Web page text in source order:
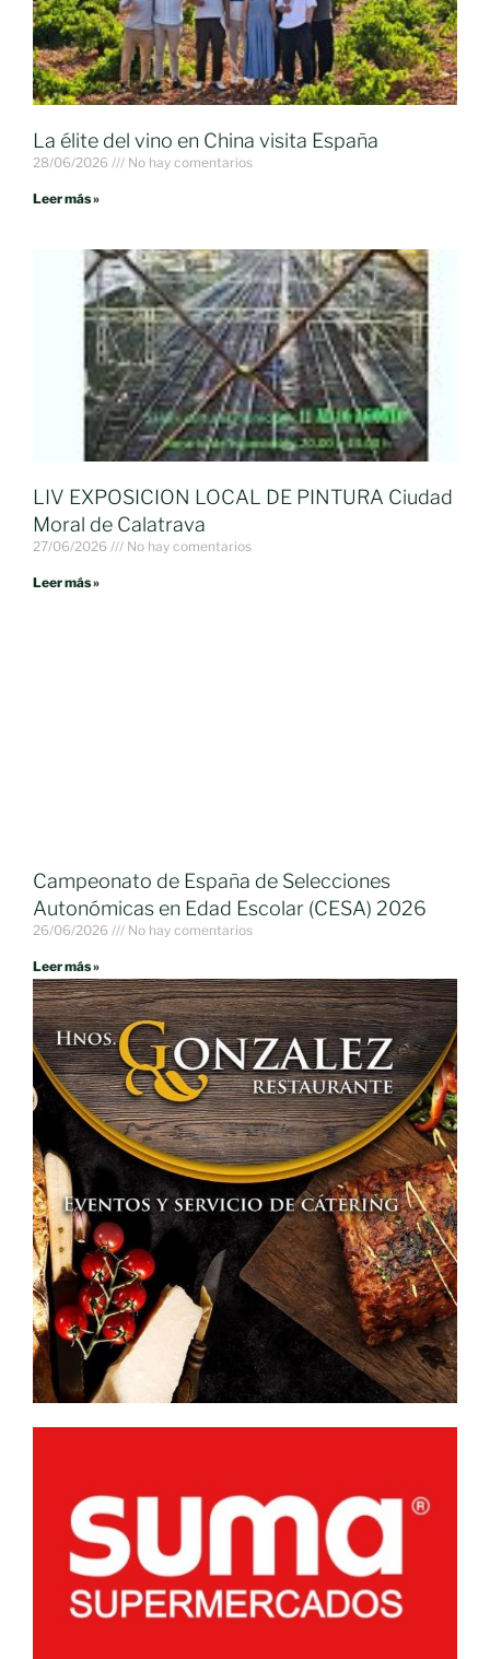
La élite del vino en China visita España
28/06/2026 No hay comentarios
Leer más »
LIV EXPOSICION LOCAL DE PINTURA Ciudad
Moral de Calatrava
27/06/2026 No hay comentarios
Leer más »
Campeonato de España de Selecciones
Autonómicas en Edad Escolar (CESA) 2026
26/06/2026 No hay comentarios
Leer más »